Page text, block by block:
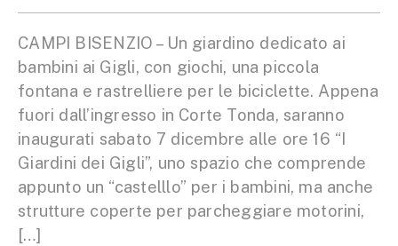
CAMPI BISENZIO – Un giardino dedicato ai
bambini ai Gigli, con giochi, una piccola
fontana e rastrelliere per le biciclette. Appena
fuori dall’ingresso in Corte Tonda, saranno
inaugurati sabato 7 dicembre alle ore 16 “I
Giardini dei Gigli”, uno spazio che comprende
appunto un “castelllo” per i bambini, ma anche
strutture coperte per parcheggiare motorini,
[…]